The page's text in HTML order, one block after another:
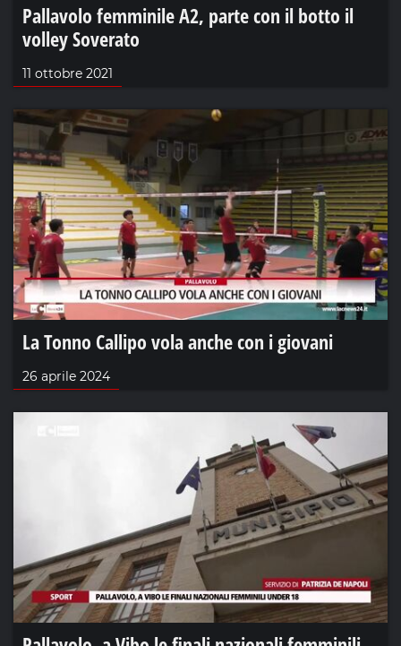
Pallavolo femminile A2, parte con il botto il
volley Soverato
11 ottobre 2021
La Tonno Callipo vola anche con i giovani
26 aprile 2024